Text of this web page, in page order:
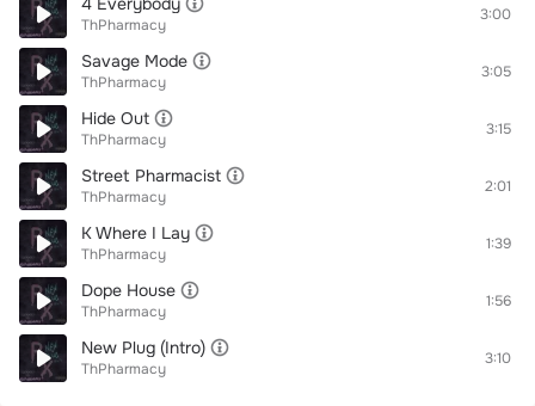
ThPharmacy
3:00
Savage Mode
ThPharmacy
3:05
Hide Out
ThPharmacy
3:15
Street Pharmacist
ThPharmacy
2:01
K Where I Lay
ThPharmacy
1:39
Dope House
ThPharmacy
1:56
New Plug (Intro)
ThPharmacy
3:10